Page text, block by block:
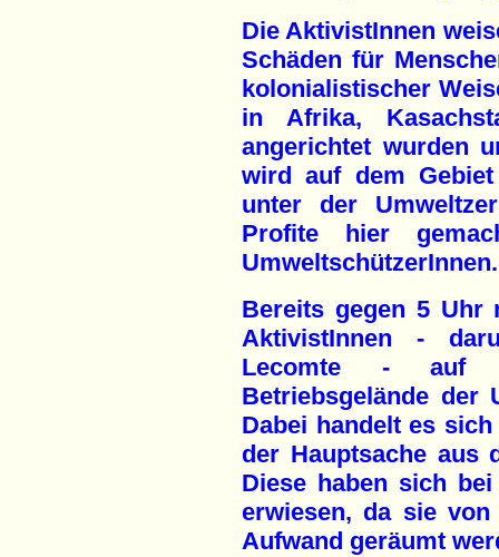
Die AktivistInnen
Schäden für
kolonialistischer
in Afrika,
angerichtet wurden
wird auf dem
unter der
Profite hier
UmweltschützerInnen.
Bereits gegen 5 Uhr
AktivistInnen -
Lecomte - auf
Betriebsgelände der
Dabei handelt es
der Hauptsache aus
Diese haben sich
erwiesen, da sie
Aufwand geräumt